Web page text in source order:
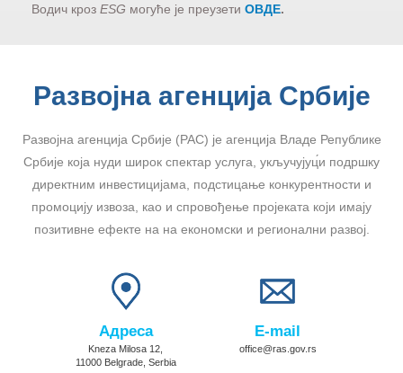
Водич кроз ESG могуће је преузети ОВДЕ.
Развојна агенција Србије
Развојна агенција Србије (РАС) је агенција Владе Републике
Србије која нуди широк спектар услуга, укључујуц́и подршку
директним инвестицијама, подстицање конкурентности и
промоцију извоза, као и спровођење пројеката који имају
позитивне ефекте на на економски и регионални развој.
Адреса
Kneza Milosa 12,
11000 Belgrade, Serbia
E-mail
office@ras.gov.rs